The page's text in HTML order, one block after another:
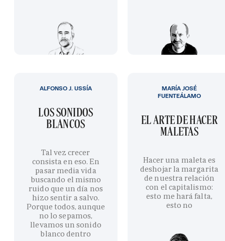
LOS SONIDOS
BLANCOS
Tal vez crecer
consista en eso. En
pasar media vida
buscando el mismo
ruido que un día nos
hizo sentir a salvo.
Porque todos, aunque
no lo sepamos,
llevamos un sonido
blanco dentro
ALFONSO J. USSÍA
EL ARTE DE HACER
MALETAS
Hacer una maleta es
deshojar la margarita
de nuestra relación
con el capitalismo:
esto me hará falta,
esto no
MARÍA JOSÉ
FUENTEÁLAMO